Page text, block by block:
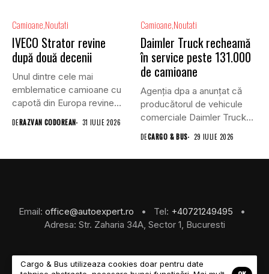
Camioane Noutati
IVECO Strator revine
după două decenii
Unul dintre cele mai
emblematice camioane cu
capotă din Europa revine
în...
DERAZVAN CODOREAN 31 IULIE 2026
Camioane Noutati
Daimler Truck recheamă
în service peste 131.000
de camioane
Agenția dpa a anunțat că
producătorul de vehicule
comerciale Daimler Truck
a...
DECARGO & BUS 29 IULIE 2026
Email: office@autoexpert.ro • Tel: +40721249495
•
Adresa: Str. Zaharia 34A, Sector 1, Bucuresti
Cargo & Bus utilizeaza cookies doar pentru date